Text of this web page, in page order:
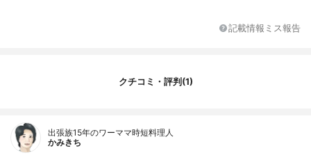
記載情報ミス報告
クチコミ・評判(1)
出張族15年のワーママ時短料理人
かみきち